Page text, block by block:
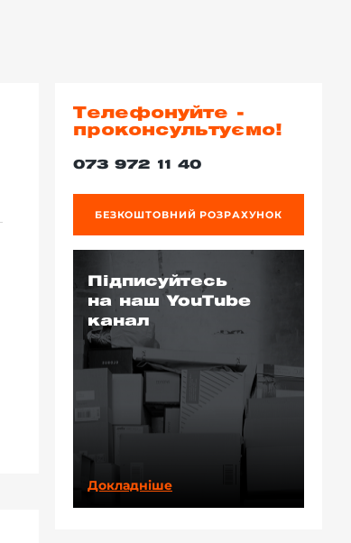
Телефонуйте -
проконсультуємо!
073 972 11 40
БЕЗКОШТОВНИЙ РОЗРАХУНОК
Підписуйтесь
на наш YouTube
канал
Докладніше